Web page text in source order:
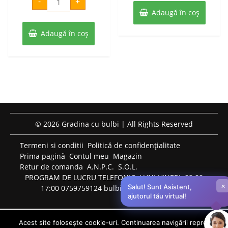
a
fost:
30 lei.
este:
21 lei.
Carnaval
Nice
5
buc
Adaugă în coș
25 lei.
buc
Adaugă în coș
© 2026 Gradina cu bulbi | All Rights Reserved
Termeni si conditii Politică de confidențialitate
Prima pagină Contul meu Magazin
Retur de comanda A.N.P.C. S.O.L.
PROGRAM DE LUCRU TELEFONIC: LUNI-VINERI: 09:00-
17:00 0759759124 bulbiflori.ro@gmail.com
Salut! Sunt Asistent,
ajutorul tău virtual!
×
Acest site folosește cookie-uri. Continuarea navigării reprezintă